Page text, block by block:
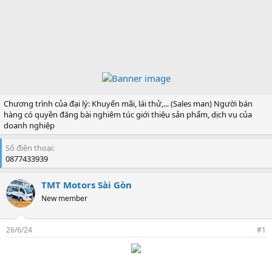
Chương trình của đại lý: Khuyến mãi, lái thử,... (Sales man) Người bán
hàng có quyền đăng bài nghiêm túc giới thiệu sản phẩm, dịch vụ của
doanh nghiệp
Số điện thoại
0877433939
TMT Motors Sài Gòn
New member
26/6/24 #1